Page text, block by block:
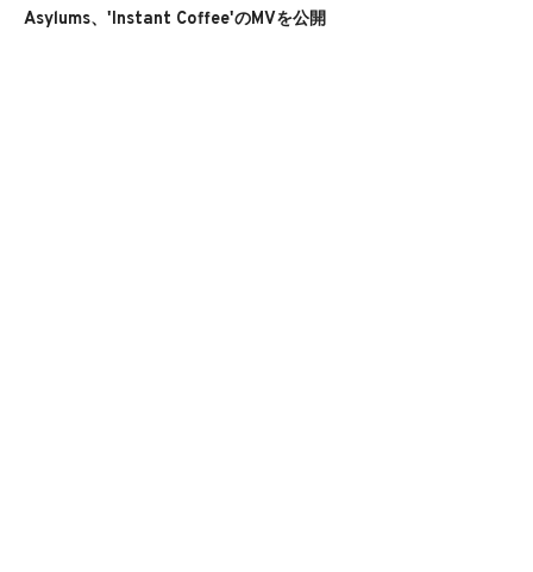
Asylums、'Instant Coffee'のMVを公開